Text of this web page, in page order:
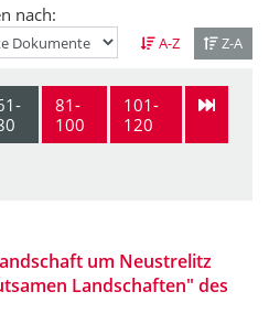
nach:
A-Z Z-A
81-
100
101-
120
um Neustrelitz
Landschaften" des